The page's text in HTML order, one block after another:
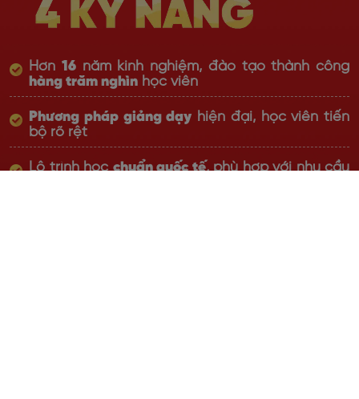
Hơn 16năm kinh nghiệm, đào tạo thành công
hàng trăm nghìn học viên
Phương pháp giảng dạy hiện đại, học viên tiến
bộ rõ rệt
Lộ trình họcchuẩn quốc tế, phù hợp với nhu cầu